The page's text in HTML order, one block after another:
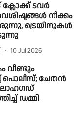
ടവർ
നീക്കം
ട്രെയിനുകൾ
10 Jul 2026
വീണ്ടും
പൊലീസ്; ചേതൻ
ഡമ്മി